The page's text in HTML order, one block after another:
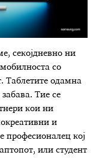
секојдневно ни
со
Таблетите одамна
Тие се
кои ни
и
професионалец кој
или студент